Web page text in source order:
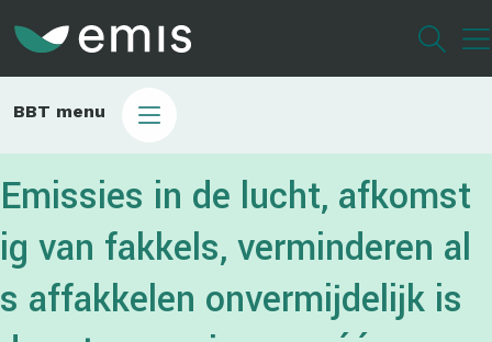
gaan
Main
BBT menu
Emissies in de lucht, afkomst
ig van fakkels, verminderen al
s affakkelen onvermijdelijk is